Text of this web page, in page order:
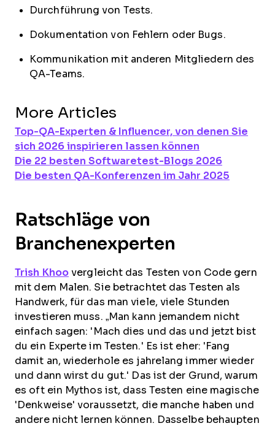
Durchführung von Tests.
Dokumentation von Fehlern oder Bugs.
Kommunikation mit anderen Mitgliedern des
QA-Teams.
More Articles
Top-QA-Experten & Influencer, von denen Sie
sich 2026 inspirieren lassen können
Die 22 besten Softwaretest-Blogs 2026
Die besten QA-Konferenzen im Jahr 2025
Ratschläge von
Branchenexperten
Trish Khoo vergleicht das Testen von Code gern
mit dem Malen. Sie betrachtet das Testen als
Handwerk, für das man viele, viele Stunden
investieren muss. „Man kann jemandem nicht
einfach sagen: 'Mach dies und das und jetzt bist
du ein Experte im Testen.' Es ist eher: 'Fang
damit an, wiederhole es jahrelang immer wieder
und dann wirst du gut.' Das ist der Grund, warum
es oft ein Mythos ist, dass Testen eine magische
'Denkweise' voraussetzt, die manche haben und
andere nicht lernen können. Dasselbe behaupten